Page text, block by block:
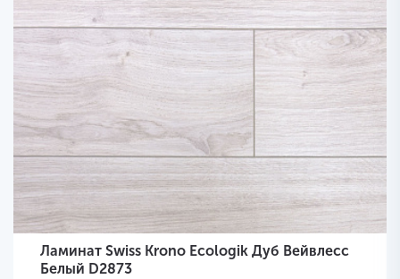
Ламинат Swiss Krono Ecologik Дуб Вейвлесс
Белый D2873